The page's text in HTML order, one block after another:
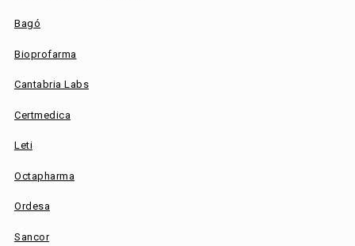
Bagó
Bioprofarma
Cantabria Labs
Certmedica
Leti
Octapharma
Ordesa
Sancor